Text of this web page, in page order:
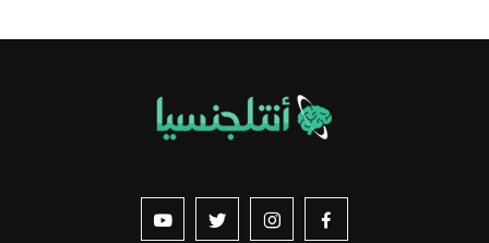
Suivez-nous sur Facebook
nous sur Instagram
nous sur Twitter